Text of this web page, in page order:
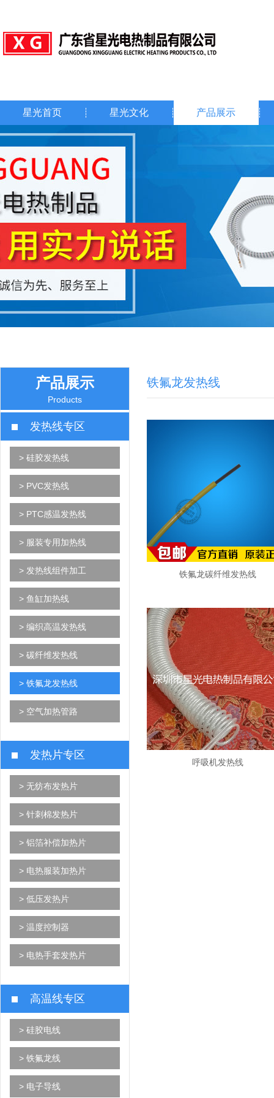
星光首页 星光文化 产品展示
产品展示
Products
发热线专区
> 硅胶发热线
> PVC发热线
> PTC感温发热线
> 服装专用加热线
> 发热线组件加工
> 鱼缸加热线
> 编织高温发热线
> 碳纤维发热线
> 铁氟龙发热线
> 空气加热管路
发热片专区
> 无纺布发热片
> 针刺棉发热片
> 铝箔补偿加热片
> 电热服装加热片
> 低压发热片
> 温度控制器
> 电热手套发热片
高温线专区
> 硅胶电线
> 铁氟龙线
> 电子导线
铁氟龙发热线
铁氟龙碳纤维发热线
呼吸机发热线